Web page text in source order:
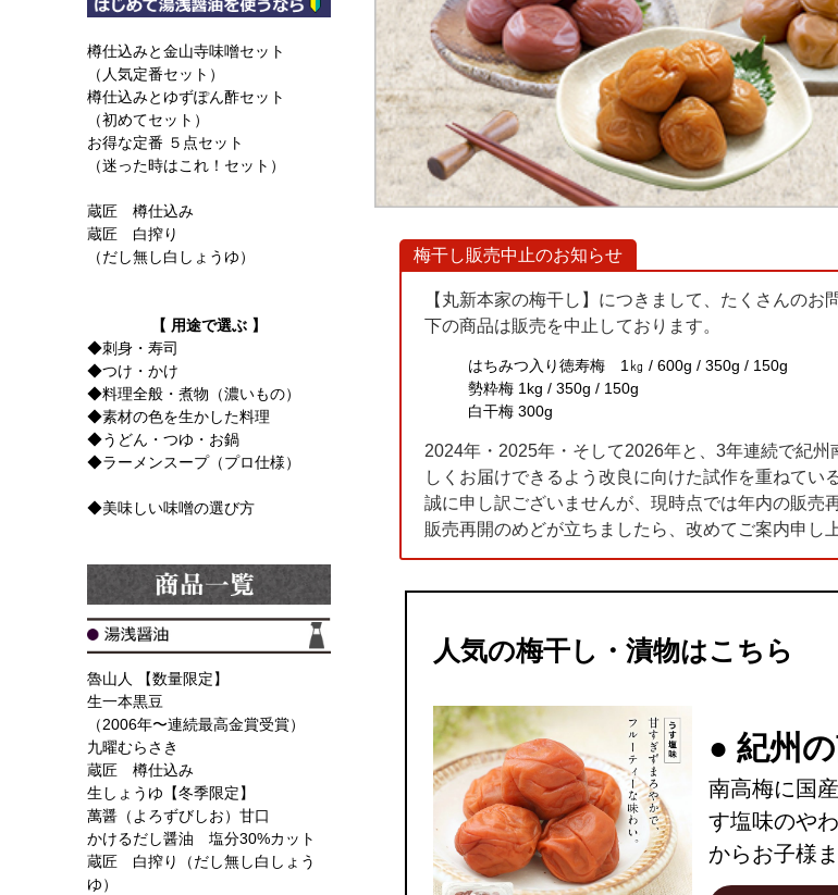
樽仕込みと金山寺味噌セット
（人気定番セット）
樽仕込みとゆずぽん酢セット
（初めてセット）
お得な定番 ５点セット
（迷った時はこれ！セット）
蔵匠 樽仕込み
蔵匠 白搾り
（だし無し白しょうゆ）
【 用途で選ぶ 】
◆刺身・寿司
◆つけ・かけ
◆料理全般・煮物（濃いもの）
◆素材の色を生かした料理
◆うどん・つゆ・お鍋
◆ラーメンスープ（プロ仕様）
◆美味しい味噌の選び方
魯山人 【数量限定】
生一本黒豆
（2006年〜連続最高金賞受賞）
九曜むらさき
蔵匠 樽仕込み
生しょうゆ【冬季限定】
萬醤（よろずびしお）甘口
かけるだし醤油 塩分30%カット
蔵匠 白搾り（だし無し白しょう
ゆ）
梅干し販売中止のお知らせ
【丸新本家の梅干し】につきまして、たくさんの
下の商品は販売を中止しております。
はちみつ入り徳寿梅 1㎏ / 600g / 350g / 150g
勢粋梅 1kg / 350g / 150g
白干梅 300g
2024年・2025年・そして2026年と、3年連続で紀
しくお届けできるよう改良に向けた試作を重ねてい
誠に申し訳ございませんが、現時点では年内の販売
販売再開のめどが立ちましたら、改めてご案内申し
人気の梅干し・漬物はこちら
● 紀州
南高梅に国
す塩味のや
からお子様